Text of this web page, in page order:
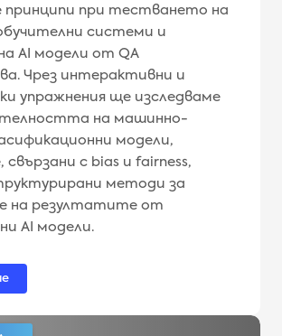
принципи при тестването на
системи и
AI модели от QA
Чрез интерактивни и
упражнения ще изследваме
на машинно-
модели,
свързани с bias и fairness,
методи за
на резултатите от
AI модели.